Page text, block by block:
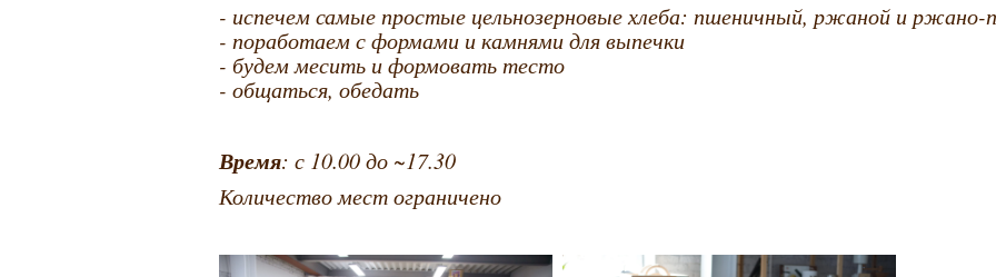
- испечем самые простые цельнозерновые хлеба: пшеничный, ржаной и
- поработаем с формами и камнями для выпечки
- будем месить и формовать тесто
- общаться, обедать
Время: с 10.00 до ~17.30
Количество мест ограничено